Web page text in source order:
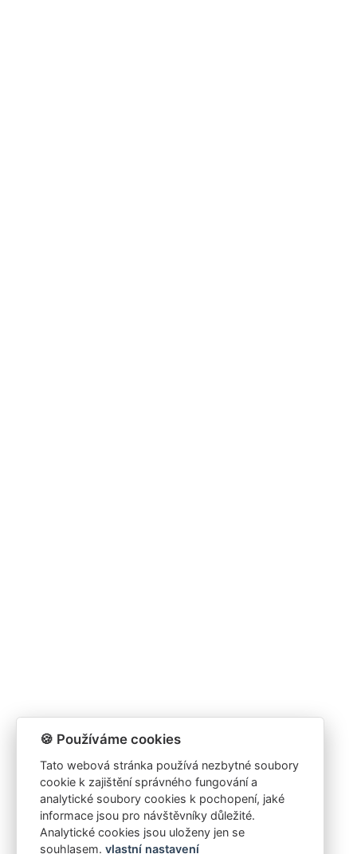
🍪 Používáme cookies
Tato webová stránka používá nezbytné soubory
cookie k zajištění správného fungování a
analytické soubory cookies k pochopení, jaké
informace jsou pro návštěvníky důležité.
Analytické cookies jsou uloženy jen se
souhlasem. vlastní nastavení